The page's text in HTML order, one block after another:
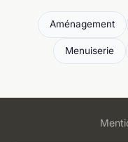
Aménagement
Menuiserie